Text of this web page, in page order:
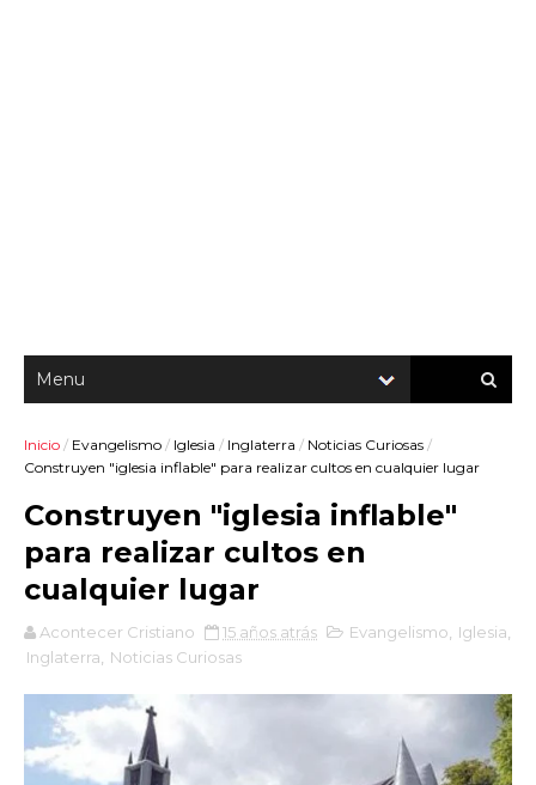
Inicio / Evangelismo / Iglesia / Inglaterra / Noticias Curiosas /
Construyen "iglesia inflable" para realizar cultos en cualquier lugar
Construyen "iglesia inflable"
para realizar cultos en
cualquier lugar
Acontecer Cristiano 15 años atrás Evangelismo Iglesia
Inglaterra
Noticias Curiosas